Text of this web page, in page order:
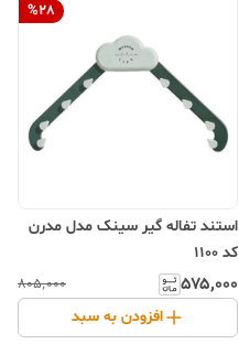
%28
استند تفاله گیر سینک مدل مدرن
کد 1100
۵۷۵٬۰۰۰ ۸۰۵٬۰۰۰
افزودن به سبد